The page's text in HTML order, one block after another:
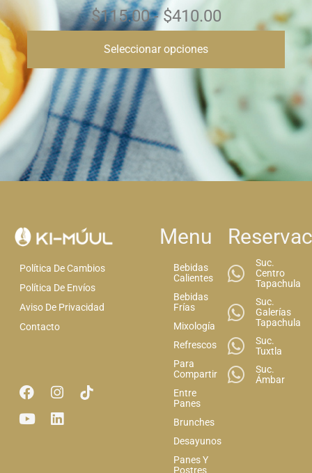
$115.00 - $410.00
Seleccionar opciones
Política De Cambios
Política De Envíos
Aviso De Privacidad
Contacto
Menu
Bebidas
Calientes
Bebidas
Frías
Mixología
Refrescos
Para
Compartir
Entre
Panes
Brunches
Desayunos
Panes Y
Postres
Suc.
Centro
Tapachula
Suc.
Galerías
Tapachula
Suc.
Tuxtla
Suc.
Ámbar